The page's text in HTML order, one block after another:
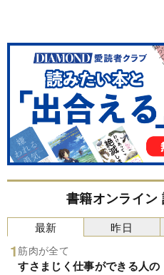
書籍オンライン
最新
筋肉が全て
すさまじく仕事ができる人
昨日